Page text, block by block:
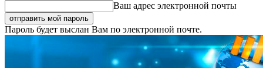
Ваш адрес электронной почты
Пароль будет выслан Вам по электронной почте.